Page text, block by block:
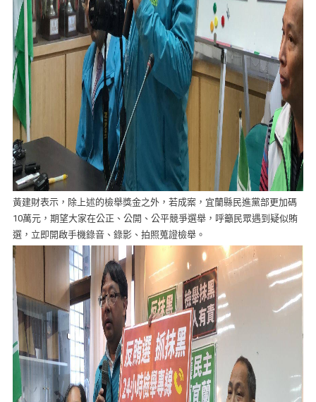
黃建財表示，除上述的檢舉獎金之外，若成案，宜蘭縣民進黨部更加碼
10萬元，期望大家在公正、公開、公平競爭選舉，呼籲民眾遇到疑似賄
選，立即開啟手機錄音、錄影、拍照蒐證檢舉。